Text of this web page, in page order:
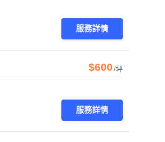
服務詳情
$600/坪
服務詳情